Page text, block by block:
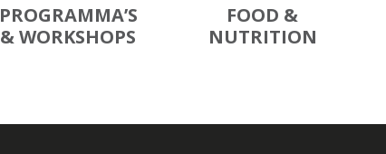
PROGRAMMA’S
& WORKSHOPS
FOOD &
NUTRITION